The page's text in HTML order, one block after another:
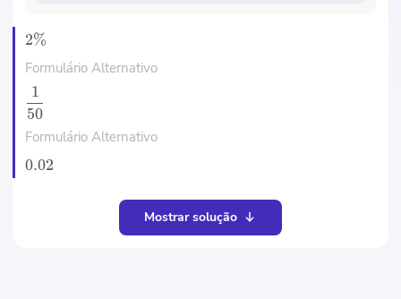
2%
Formulário Alternativo
50
1
Formulário Alternativo
0.02
Mostrar solução